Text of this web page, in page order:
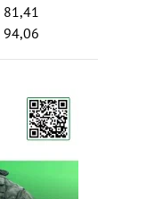
81,41
94,06